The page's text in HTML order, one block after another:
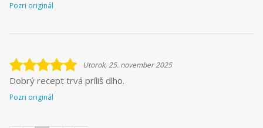
Pozri originál
Utorok, 25. november 2025
Dobrý recept trvá príliš dlho.
Pozri originál